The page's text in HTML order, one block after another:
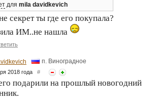
для mila davidkevich
секрет ты где его покупала?
ИМ..не нашла
п. Виноградное
2018 года #
подарили на прошлый новогодний